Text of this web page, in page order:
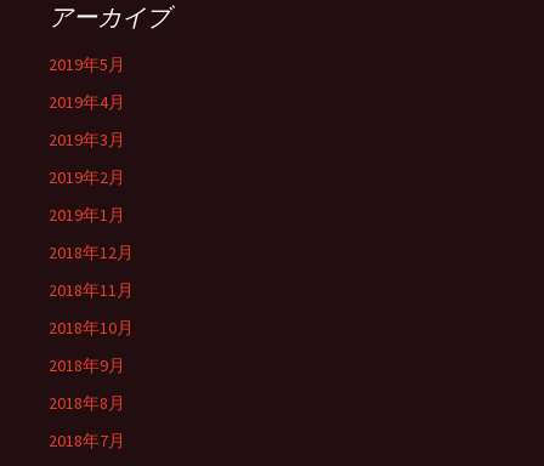
アーカイブ
2019年5月
2019年4月
2019年3月
2019年2月
2019年1月
2018年12月
2018年11月
2018年10月
2018年9月
2018年8月
2018年7月